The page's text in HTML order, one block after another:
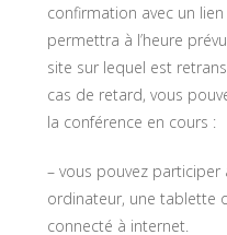
confirmation avec un
permettra à l’heure
site sur lequel est
cas de retard, vous
la conférence en cours :
– vous pouvez
ordinateur, une tablette
connecté à internet.